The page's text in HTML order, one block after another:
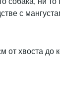
с
от хвоста до